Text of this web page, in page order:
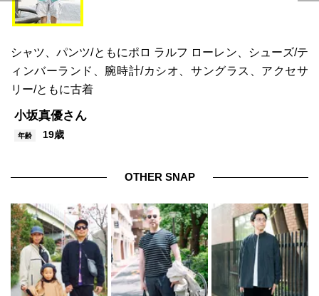
シャツ、パンツ/ともにポロ ラルフ ローレン、シューズ/テ
ィンバーランド、腕時計/カシオ、サングラス、アクセサ
リー/ともに古着
小坂真優さん
年齢 19歳
OTHER SNAP